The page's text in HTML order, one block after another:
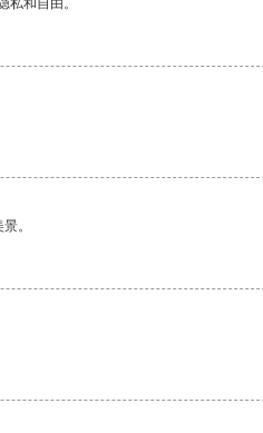
和自由。
。